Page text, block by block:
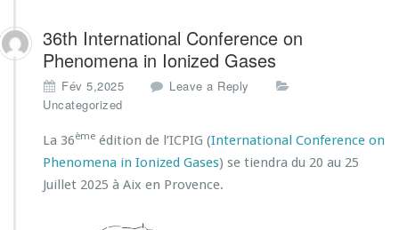
36th International Conference on
Phenomena in Ionized Gases
Fév 5,2025
Leave a Reply
Uncategorized
La 36ème édition de l’ICPIG (International Conference on
Phenomena in Ionized Gases) se tiendra du 20 au 25
Juillet 2025 à Aix en Provence.